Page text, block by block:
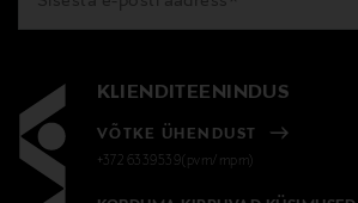
KLIENDITEENINDUS
VÕTKE ÜHENDUST
+372 6339539(pvm/mpm)